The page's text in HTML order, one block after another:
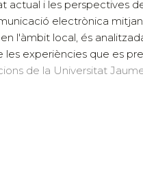
actual i les perspectives
electrònica
l'àmbit local, és
les experiències que es
de la Universitat